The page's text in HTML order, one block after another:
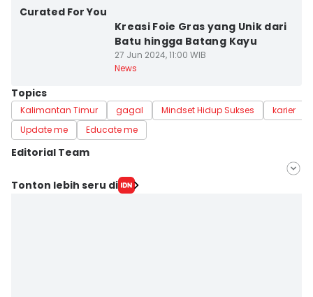
Curated For You
Kreasi Foie Gras yang Unik dari
Batu hingga Batang Kayu
27 Jun 2024, 11:00 WIB
News
Topics
Kalimantan Timur gagal Mindset Hidup Sukses
karier
Update me
Educate me
Editorial Team
Editor
Tonton lebih seru di